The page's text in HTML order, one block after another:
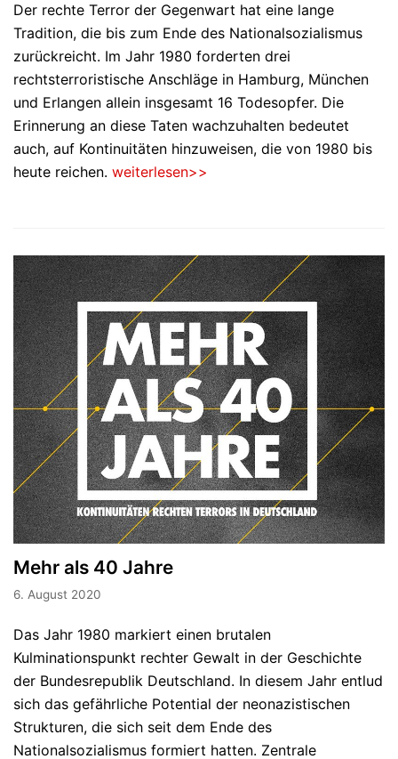
Der rechte Terror der Gegenwart hat eine lange
Tradition, die bis zum Ende des Nationalsozialismus
zurückreicht. Im Jahr 1980 forderten drei
rechtsterroristische Anschläge in Hamburg, München
und Erlangen allein insgesamt 16 Todesopfer. Die
Erinnerung an diese Taten wachzuhalten bedeutet
auch, auf Kontinuitäten hinzuweisen, die von 1980 bis
heute reichen. weiterlesen>>
Mehr als 40 Jahre
6. August 2020
Das Jahr 1980 markiert einen brutalen
Kulminationspunkt rechter Gewalt in der Geschichte
der Bundesrepublik Deutschland. In diesem Jahr entlud
sich das gefährliche Potential der neonazistischen
Strukturen, die sich seit dem Ende des
Nationalsozialismus formiert hatten. Zentrale